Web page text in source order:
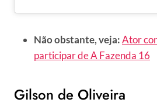
Não obstante, veja:Ator
participar de A Fazenda 16
Gilson de Oliveira